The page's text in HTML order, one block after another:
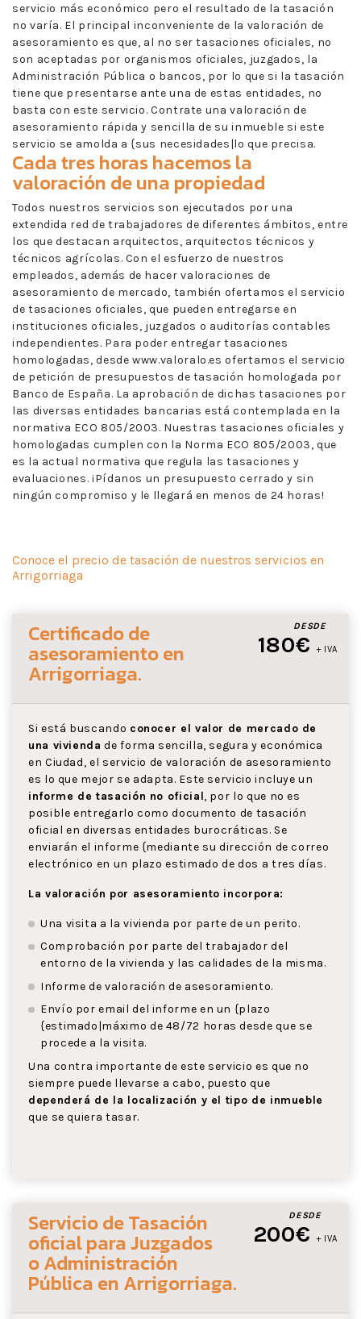
servicio más económico pero el resultado de la tasación
no varía. El principal inconveniente de la valoración de
asesoramiento es que, al no ser tasaciones oficiales, no
son aceptadas por organismos oficiales, juzgados, la
Administración Pública o bancos, por lo que si la tasación
tiene que presentarse ante una de estas entidades, no
basta con este servicio. Contrate una valoración de
asesoramiento rápida y sencilla de su inmueble si este
servicio se amolda a {sus necesidades|lo que precisa.
Cada tres horas hacemos la
valoración de una propiedad
Todos nuestros servicios son ejecutados por una
extendida red de trabajadores de diferentes ámbitos, entre
los que destacan arquitectos, arquitectos técnicos y
técnicos agrícolas. Con el esfuerzo de nuestros
empleados, además de hacer valoraciones de
asesoramiento de mercado, también ofertamos el servicio
de tasaciones oficiales, que pueden entregarse en
instituciones oficiales, juzgados o auditorías contables
independientes. Para poder entregar tasaciones
homologadas, desde www.valoralo.es ofertamos el servicio
de petición de presupuestos de tasación homologada por
Banco de España. La aprobación de dichas tasaciones por
las diversas entidades bancarias está contemplada en la
normativa ECO 805/2003. Nuestras tasaciones oficiales y
homologadas cumplen con la Norma ECO 805/2003, que
es la actual normativa que regula las tasaciones y
evaluaciones. ¡Pídanos un presupuesto cerrado y sin
ningún compromiso y le llegará en menos de 24 horas!
Conoce el precio de tasación de nuestros servicios en
Arrigorriaga
DESDE
180€ + IVA
Certificado de
asesoramientoen
Arrigorriaga.
Si está buscando conocer el valor de mercado de
una vivienda de forma sencilla, segura y económica
en Ciudad, el servicio de valoración de asesoramiento
es lo que mejor se adapta. Este servicio incluye un
informe de tasación no oficial, por lo que no es
posible entregarlo como documento de tasación
oficial en diversas entidades burocráticas. Se
enviarán el informe {mediante su dirección de correo
electrónico en un plazo estimado de dos a tres días.
La valoración por asesoramiento incorpora:
Una visita a la vivienda por parte de un perito.
Comprobación por parte del trabajador del
entorno de la vivienda y las calidades de la misma.
Informe de valoración de asesoramiento.
Envío por email del informe en un {plazo
{estimado|máximo de 48/72 horas desde que se
procede a la visita.
Una contra importante de este servicio es que no
siempre puede llevarse a cabo, puesto que
dependerá de la localización y el tipo de inmueble
que se quiera tasar.
DESDE
200€ + IVA
Servicio de Tasación
oficial para Juzgados
o Administración
Pública en Arrigorriaga.